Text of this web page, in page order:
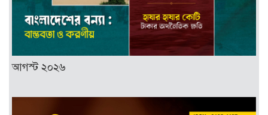
আগস্ট ২০২৬